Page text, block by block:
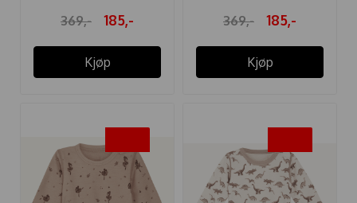
369,- 185,-
Kjøp
369,- 185,-
Kjøp